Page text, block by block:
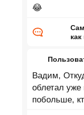
😂
Вадим,
облетал уже
побольше,